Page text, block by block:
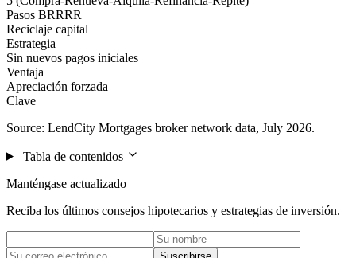
Pasos BRRRR
Reciclaje capital
Estrategia
Sin nuevos pagos iniciales
Ventaja
Apreciación forzada
Clave
Source: LendCity Mortgages broker network data, July 2026.
Tabla de contenidos
Manténgase actualizado
Reciba los últimos consejos hipotecarios y estrategias de inversión.